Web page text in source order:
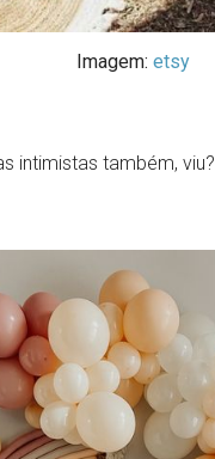
Imagem: etsy
intimistas também, viu?